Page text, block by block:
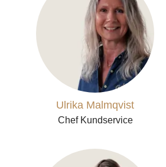
Ulrika Malmqvist
Chef Kundservice